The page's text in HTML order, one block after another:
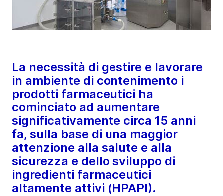
La necessità di gestire e lavorare
in ambiente di contenimento i
prodotti farmaceutici ha
cominciato ad aumentare
significativamente circa 15 anni
fa, sulla base di una maggior
attenzione alla salute e alla
sicurezza e dello sviluppo di
ingredienti farmaceutici
altamente attivi (HPAPI).